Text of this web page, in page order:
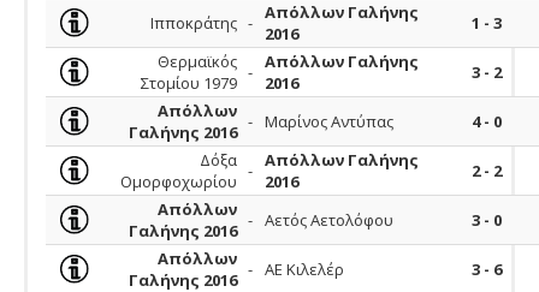
Ιπποκράτης - Απόλλων Γαλήνης
2016
1 - 3
Θερμαϊκός
Στομίου 1979 - Απόλλων Γαλήνης
2016
3 - 2
Απόλλων
Γαλήνης 2016 - Μαρίνος Αντύπας
4 - 0
Δόξα
Ομορφοχωρίου - Απόλλων Γαλήνης
2016
2 - 2
Απόλλων
Γαλήνης 2016 - Αετός Αετολόφου
3 - 0
Απόλλων
Γαλήνης 2016 - ΑΕ Κιλελέρ 3 - 6